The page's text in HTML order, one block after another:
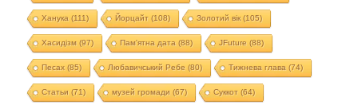
Ханука (111) Йорцайт (108) Золотий вік(105)
Хасидізм (97) Пам'ятна дата (88) JFuture (88)
Песах(85) Любавичський Ребе (80) Тижнева глава (74)
Статьи (71) музей громади (67) Суккот (64)